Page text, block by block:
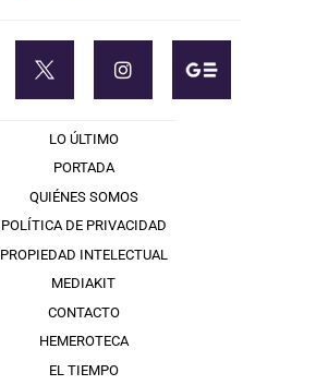
LO ÚLTIMO
PORTADA
QUIÉNES SOMOS
POLÍTICA DE PRIVACIDAD
PROPIEDAD INTELECTUAL
MEDIAKIT
CONTACTO
HEMEROTECA
EL TIEMPO